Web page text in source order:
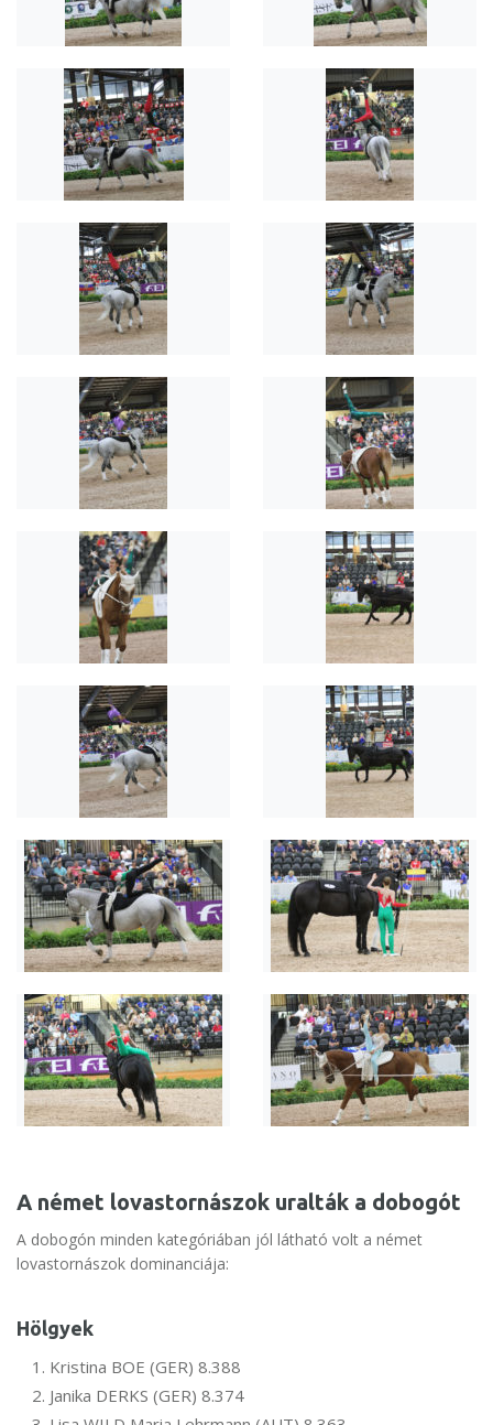
A német lovastornászok uralták a dobogót
A dobogón minden kategóriában jól látható volt a német
lovastornászok dominanciája:
Hölgyek
Kristina BOE (GER) 8.388
Janika DERKS (GER) 8.374